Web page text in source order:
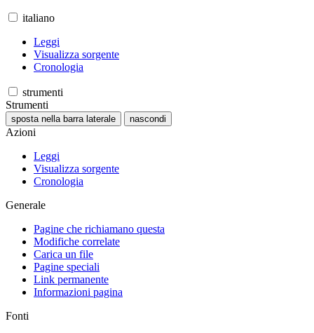
italiano
Leggi
Visualizza sorgente
Cronologia
strumenti
Strumenti
sposta nella barra laterale nascondi
Azioni
Leggi
Visualizza sorgente
Cronologia
Generale
Pagine che richiamano questa
Modifiche correlate
Carica un file
Pagine speciali
Link permanente
Informazioni pagina
Fonti